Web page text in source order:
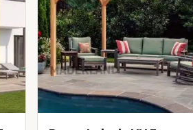
de souligner que dans les
sur leurs éléments tels
par la dilatation et la
du matériau. Seules les